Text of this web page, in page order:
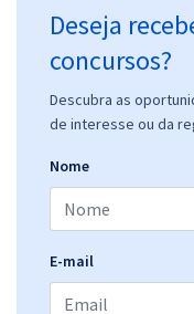
CREF ES - Conselho
Deseja
concursos?
Descubra as
de interesse ou da
Nome
E-mail